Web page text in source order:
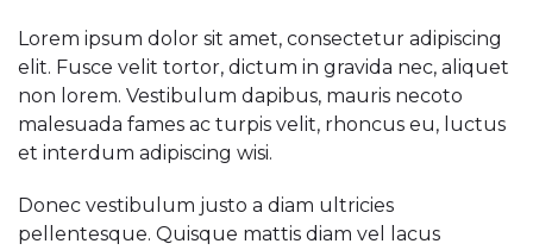
Lorem ipsum dolor sit amet, consectetur adipiscing
elit. Fusce velit tortor, dictum in gravida nec, aliquet
non lorem. Vestibulum dapibus, mauris necoto
malesuada fames ac turpis velit, rhoncus eu, luctus
et interdum adipiscing wisi.
Donec vestibulum justo a diam ultricies
pellentesque. Quisque mattis diam vel lacus